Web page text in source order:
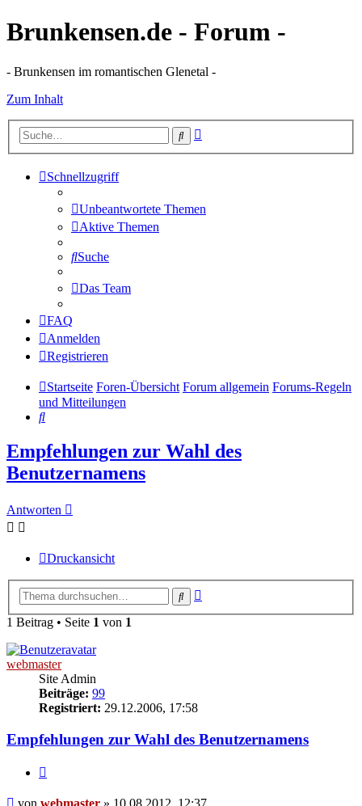
Brunkensen.de - Forum -
- Brunkensen im romantischen Glenetal -
Zum Inhalt
Suche
Schnellzugriff
Unbeantwortete Themen
Aktive Themen
Suche
Das Team
FAQ
Anmelden
Registrieren
Startseite Foren-Übersicht Forum allgemein Forums-Regeln
und Mitteilungen
Suche
Empfehlungen zur Wahl des
Benutzernamens
Antworten
Druckansicht
Suche
1 Beitrag • Seite 1 von 1
webmaster
Site Admin
Beiträge: 99
Registriert: 29.12.2006, 17:58
Empfehlungen zur Wahl des Benutzernamens
Beitrag